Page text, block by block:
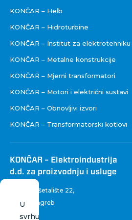
KONČAR – Helb
KONČAR – Hidroturbine
KONČAR – Institut za elektrotehniku
KONČAR – Metalne konstrukcije
KONČAR – Mjerni transformatori
KONČAR – Motori i električni sustavi
KONČAR – Obnovljivi izvori
KONČAR – Transformatorski kotlovi
KONČAR – Elektroindustrija
d.d. za proizvodnju i usluge
Fallerovo šetalište 22,
10 000 Zagreb
Hrvatska
U
svrhu